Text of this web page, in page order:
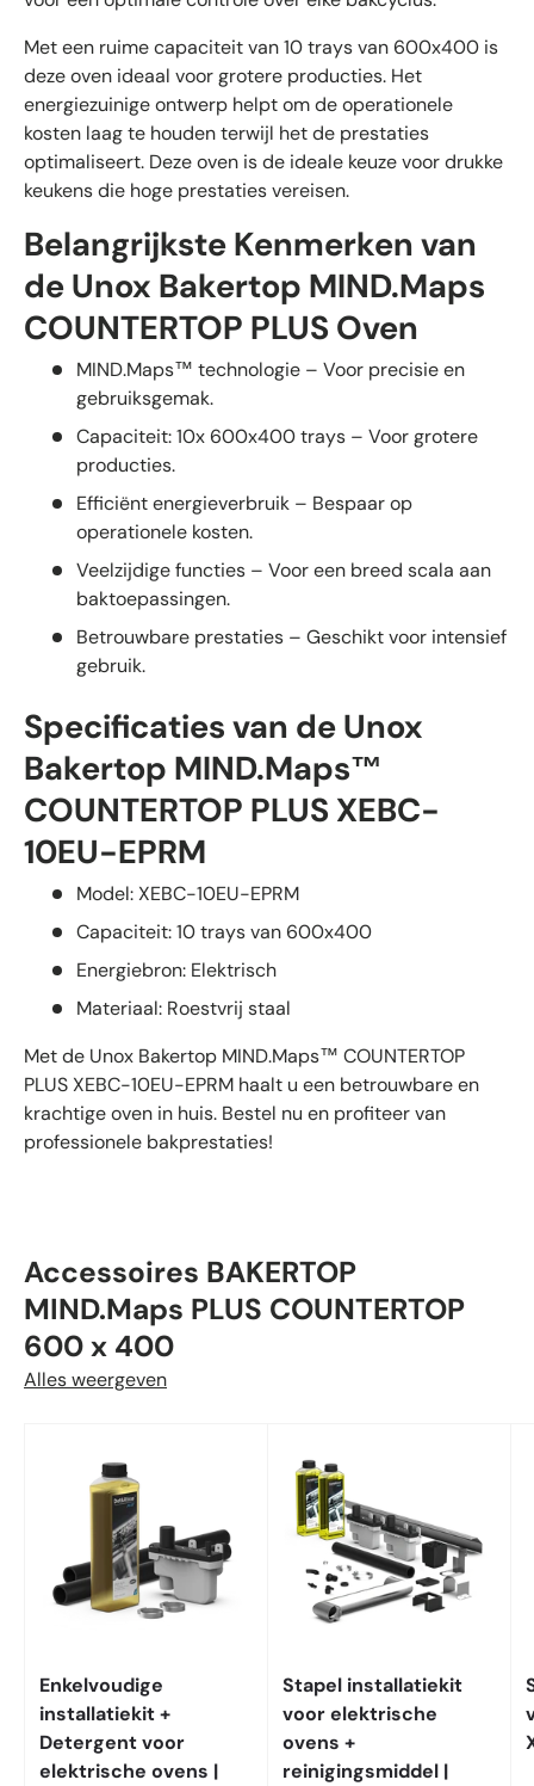
Met een ruime capaciteit van 10 trays van 600x400 is
deze oven ideaal voor grotere producties. Het
energiezuinige ontwerp helpt om de operationele
kosten laag te houden terwijl het de prestaties
optimaliseert. Deze oven is de ideale keuze voor drukke
keukens die hoge prestaties vereisen.
Belangrijkste Kenmerken van
de Unox Bakertop MIND.Maps
COUNTERTOP PLUS Oven
MIND.Maps™ technologie – Voor precisie en
gebruiksgemak.
Capaciteit: 10x 600x400 trays – Voor grotere
producties.
Efficiënt energieverbruik – Bespaar op
operationele kosten.
Veelzijdige functies – Voor een breed scala aan
baktoepassingen.
Betrouwbare prestaties – Geschikt voor intensief
gebruik.
Specificaties van de Unox
Bakertop MIND.Maps™
COUNTERTOP PLUS XEBC-
10EU-EPRM
Model: XEBC-10EU-EPRM
Capaciteit: 10 trays van 600x400
Energiebron: Elektrisch
Materiaal: Roestvrij staal
Met de Unox Bakertop MIND.Maps™ COUNTERTOP
PLUS XEBC-10EU-EPRM haalt u een betrouwbare en
krachtige oven in huis. Bestel nu en profiteer van
professionele bakprestaties!
Accessoires BAKERTOP
MIND.Maps PLUS COUNTERTOP
600 x 400
Alles weergeven
Enkelvoudige
installatiekit +
Detergent voor
elektrische ovens |
Stapel installatiekit
voor elektrische
ovens +
reinigingsmiddel |